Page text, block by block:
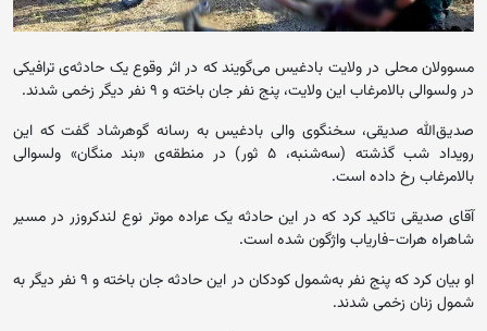
مسوولان محلی در ولایت بادغیس می‌گویند که در اثر وقوع یک حادثه‌ی ترافیکی
در ولسوالی بالامرغاب این ولایت، پنج نفر جان باخته و ۹ نفر دیگر زخمی شدند.
صدیق‌الله صدیقی، سخنگوی والی بادغیس به رسانه گوهرشاد گفت که این
رویداد شب گذشته (سه‌شنبه، ۵ ثور) در منطقه‌ی «بند منگان» ولسوالی
بالامرغاب رخ داده است.
آقای صدیقی تاکید کرد که در این حادثه یک عراده موتر نوع لندکروزر در مسیر
شاهراه هرات-فاریاب واژگون شده است.
او بیان کرد که پنج نفر به‌شمول کودکان در این حادثه جان باخته و ۹ نفر دیگر به
شمول زنان زخمی شدند.